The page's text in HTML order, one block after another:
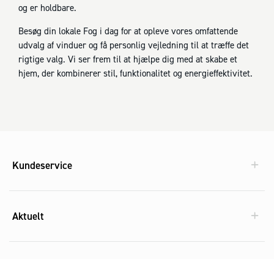
og er holdbare.
Besøg din lokale Fog i dag for at opleve vores omfattende
udvalg af vinduer og få personlig vejledning til at træffe det
rigtige valg. Vi ser frem til at hjælpe dig med at skabe et
hjem, der kombinerer stil, funktionalitet og energieffektivitet.
Kundeservice
Aktuelt